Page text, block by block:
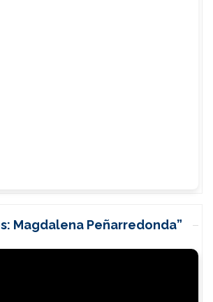
Magdalena Peñarredonda”